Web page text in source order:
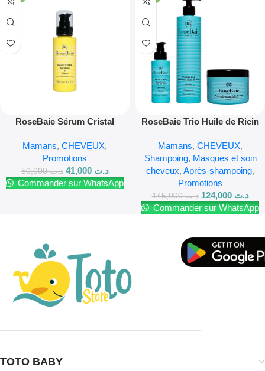
RoseBaie Sérum Cristal
Coco 100ml
Mamans, CHEVEUX,
Promotions
د.ت50,000 د.ت 41,000
Commander sur WhatsApp
RoseBaie Trio Huile de Ricin
Mamans, CHEVEUX,
Shampoing, Masques et soin
cheveux, Après-shampoing,
Promotions
د.ت145,000 د.ت 124,000
Commander sur WhatsApp
TOTO BABY